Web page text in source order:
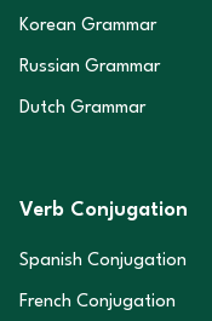
Korean Grammar
Russian Grammar
Dutch Grammar
Verb Conjugation
Spanish Conjugation
French Conjugation